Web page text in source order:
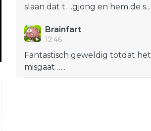
slaan dat t….gjong en hem de s...
Brainfart
12:46
Fantastisch geweldig totdat het
misgaat …..